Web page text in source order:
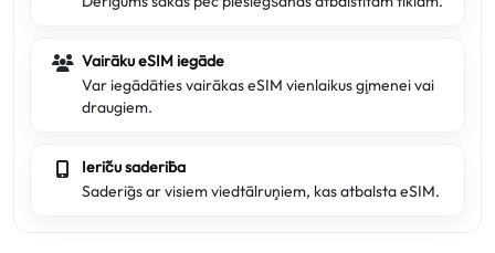
Vairāku eSIM iegāde
Var iegādāties vairākas eSIM vienlaikus ģimenei vai
draugiem.
Ierīču saderība
Saderīgs ar visiem viedtālruņiem, kas atbalsta eSIM.